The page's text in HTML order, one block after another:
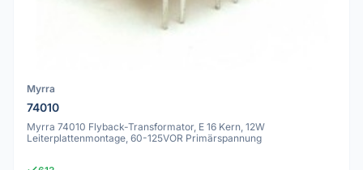
Myrra
74010
Myrra 74010 Flyback-Transformator, E 16 Kern, 12W
Leiterplattenmontage, 60-125VOR Primärspannung